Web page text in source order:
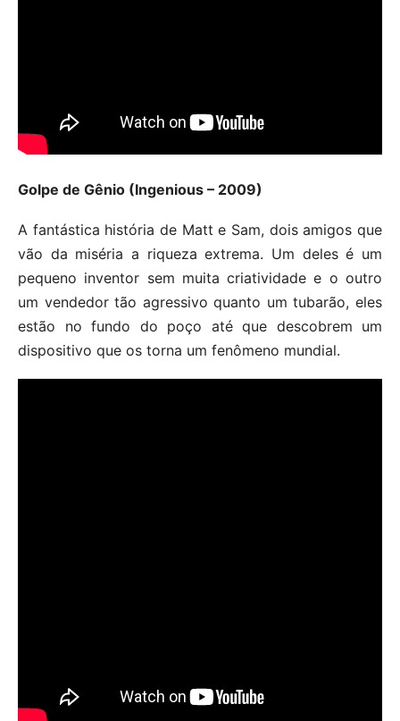
Golpe de Gênio (Ingenious – 2009)
A fantástica história de Matt e Sam, dois amigos que
vão da miséria a riqueza extrema. Um deles é um
pequeno inventor sem muita criatividade e o outro
um vendedor tão agressivo quanto um tubarão, eles
estão no fundo do poço até que descobrem um
dispositivo que os torna um fenômeno mundial.